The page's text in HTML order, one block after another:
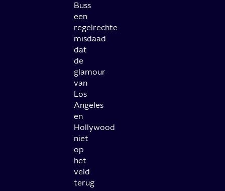
Buss
een
regelrechte
misdaad
dat
de
glamour
van
Los
Angeles
en
Hollywood
niet
op
het
veld
terug